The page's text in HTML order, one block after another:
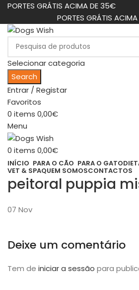
PORTES GRÁTIS ACIMA DE 35€
PORTES GRÁTIS
Selecionar categoria
Search
Entrar / Registar
Favoritos
0 items 0,00€
Menu
0 items 0,00€
INÍCIO PARA O CÃO PARA O GATO
VET & SPAQUEM SOMOSCONTACTOS
peitoral puppia
07 Nov
Deixe um comentário
Tem de iniciar a sessão para